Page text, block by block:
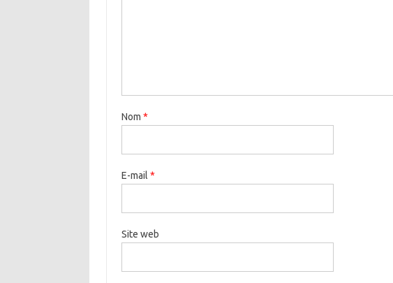
Nom *
E-mail *
Site web